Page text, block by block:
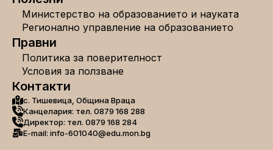
Министерство на образованието и науката
Регионално управление на образованието
Правни
Политика за поверителност
Условия за ползване
Контакти
с. Тишевица, Община Враца
Канцелария: тел. 0879 168 288
Директор: тел. 0879 168 284
E-mail: info-601040@edu.mon.bg